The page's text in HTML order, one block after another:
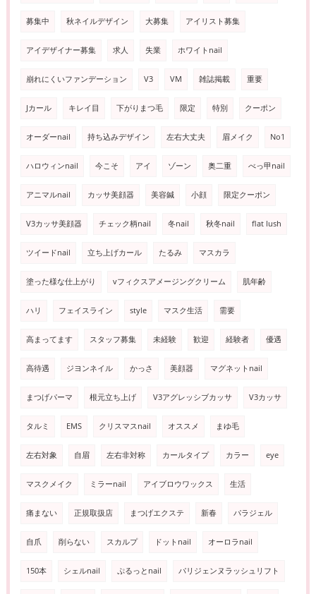
募集中 秋ネイルデザイン 大募集 アイリスト募集
アイデザイナー募集 求人 失業 ホワイトnail
崩れにくいファンデーション V3 VM 雑誌掲載 重要
Jカール キレイ目 下がりまつ毛 限定 特別 クーポン
オーダーnail 持ち込みデザイン 左右大丈夫 眉メイク No1
ハロウィンnail 今こそ アイ ゾーン 奥二重 べっ甲nail
アニマルnail カッサ美顔器 美容鍼 小顔 限定クーポン
V3カッサ美顔器 チェック柄nail 冬nail 秋冬nail flat lush
ツイードnail 立ち上げカール たるみ マスカラ
塗った様な仕上がり vフィクスアメージングクリーム 肌年齢
ハリ フェイスライン style マスク生活 需要
高まってます スタッフ募集 未経験 歓迎 経験者 優遇
高待遇 ジヨンネイル かっさ 美顔器 マグネットnail
まつげパーマ 根元立ち上げ V3アグレッシブカッサ V3カッサ
タルミ EMS クリスマスnail オススメ まゆ毛
左右対象 自眉 左右非対称 カールタイプ カラー eye
マスクメイク ミラーnail アイブロウワックス 生活
痛まない 正規取扱店 まつげエクステ 新春 パラジェル
自爪 削らない スカルプ ドットnail オーロラnail
150本 シェルnail ぷるっとnail パリジェンヌラッシュリフト